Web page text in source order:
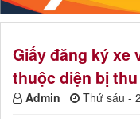
Giấy đăng ký xe
thuộc diện bị
Admin Thứ sáu -